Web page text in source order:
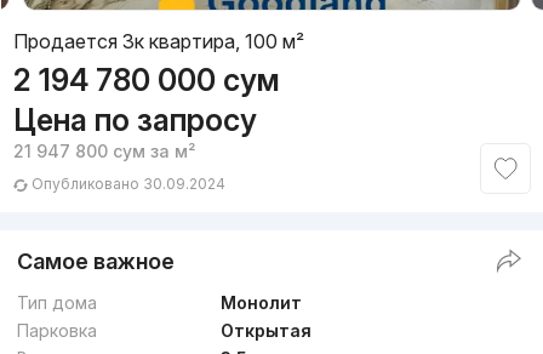
Продается 3к квартира, 100 м²
2 194 780 000 сум
Цена по запросу
21 947 800 сум за м²
Опубликовано 30.09.2024
Самое важное
Тип дома
Монолит
Парковка
Открытая